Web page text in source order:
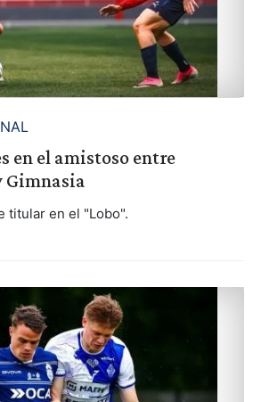
en el amistoso entre
Gimnasia
titular en el "Lobo".